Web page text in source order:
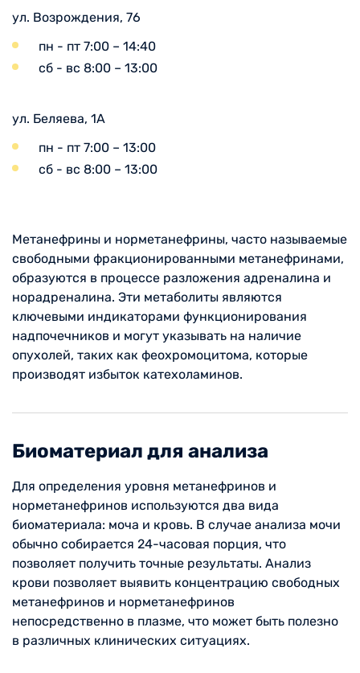
ул. Возрождения, 76
пн - пт 7:00 – 14:40
сб - вс 8:00 – 13:00
ул. Беляева, 1А
пн - пт 7:00 – 13:00
сб - вс 8:00 – 13:00
Метанефрины и норметанефрины, часто называемые
свободными фракционированными метанефринами,
образуются в процессе разложения адреналина и
норадреналина. Эти метаболиты являются
ключевыми индикаторами функционирования
надпочечников и могут указывать на наличие
опухолей, таких как феохромоцитома, которые
производят избыток катехоламинов.
Биоматериал для анализа
Для определения уровня метанефринов и
норметанефринов используются два вида
биоматериала: моча и кровь. В случае анализа мочи
обычно собирается 24-часовая порция, что
позволяет получить точные результаты. Анализ
крови позволяет выявить концентрацию свободных
метанефринов и норметанефринов
непосредственно в плазме, что может быть полезно
в различных клинических ситуациях.